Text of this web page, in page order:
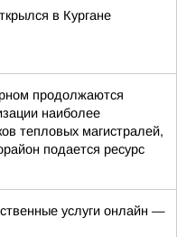
в Кургане
продолжаются
наиболее
тепловых магистралей,
подается ресурс
услуги онлайн —